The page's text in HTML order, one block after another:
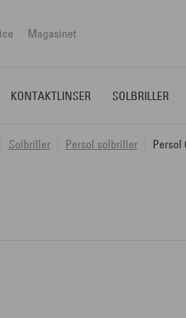
Magasinet
KONTAKTLINSER SOLBRILLER
Solbriller Persol solbriller Persol